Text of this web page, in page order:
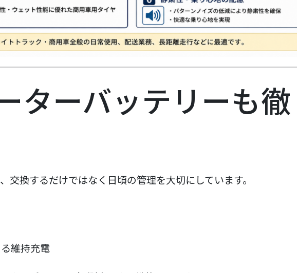
ターバッテリーも徹
交換するだけではなく日頃の管理を大切にしています。
維持充電